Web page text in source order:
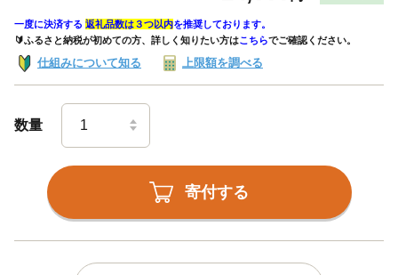
一度に決済する 返礼品数は３つ以内を推奨しております。
🔰ふるさと納税が初めての方、詳しく知りたい方はこちらでご確認ください。
仕組みについて知る 上限額を調べる
数量
寄付する